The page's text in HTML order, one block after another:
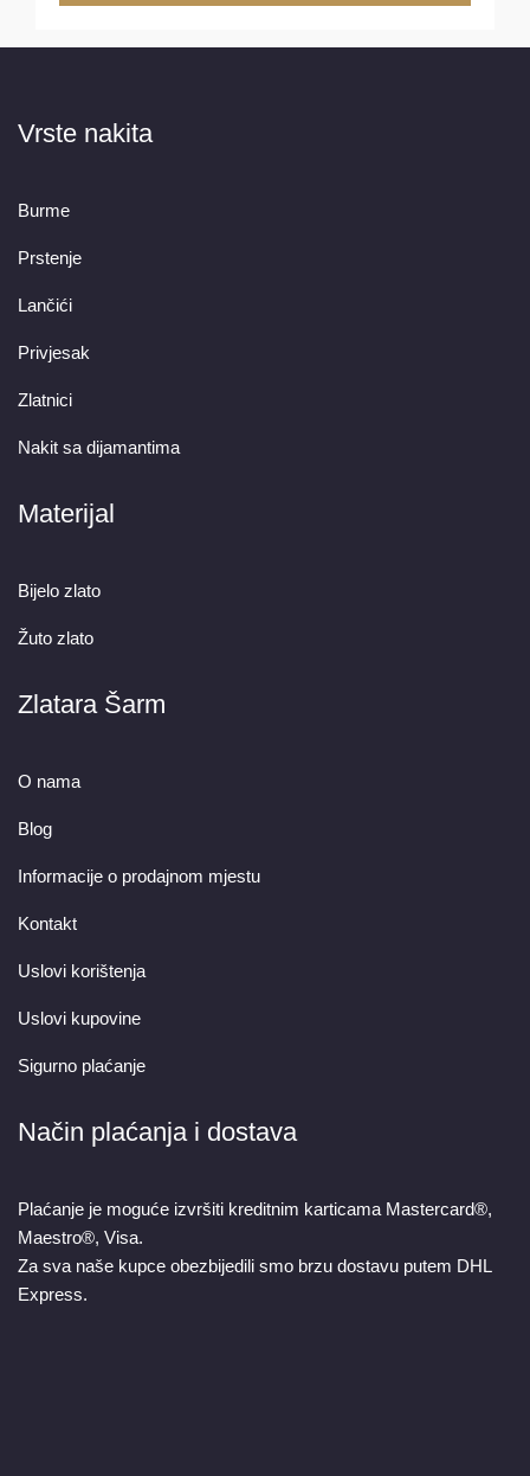
Vrste nakita
Burme
Prstenje
Lančići
Privjesak
Zlatnici
Nakit sa dijamantima
Materijal
Bijelo zlato
Žuto zlato
Zlatara Šarm
O nama
Blog
Informacije o prodajnom mjestu
Kontakt
Uslovi korištenja
Uslovi kupovine
Sigurno plaćanje
Način plaćanja i dostava
Plaćanje je moguće izvršiti kreditnim karticama Mastercard®,
Maestro®, Visa.
Za sva naše kupce obezbijedili smo brzu dostavu putem DHL
Express.